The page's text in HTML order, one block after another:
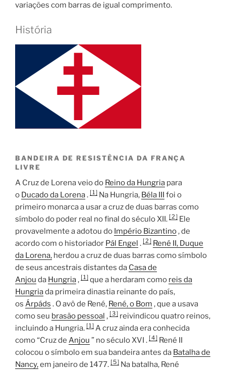
variações com barras de igual comprimento.
História
BANDEIRA DE RESISTÊNCIA DA FRANÇA
LIVRE
A Cruz de Lorena veio do Reino da Hungria para
o Ducado da Lorena. [1] Na Hungria, Béla III foi o
primeiro monarca a usar a cruz de duas barras como
símbolo do poder real no final do século XII. [2 ] Ele
provavelmente a adotou do Império Bizantino , de
acordo com o historiador Pál Engel . [2 ] René II, Duque
da Lorena, herdou a cruz de duas barras como símbolo
de seus ancestrais distantes da Casa de
Anjou da Hungria , [1] que a herdaram como reis da
Hungriada primeira dinastia reinante do país,
os Árpáds . O avô de René, René, o Bom , que a usava
como seu brasão pessoal , [3] reivindicou quatro reinos,
incluindo a Hungria. [1] A cruz ainda era conhecida
como “Cruz de Anjou ” noséculo XVI . [4] René II
colocou o símbolo em sua bandeira antes da Batalha de
Nancy,em janeiro de 1477. [5] Na batalha, René